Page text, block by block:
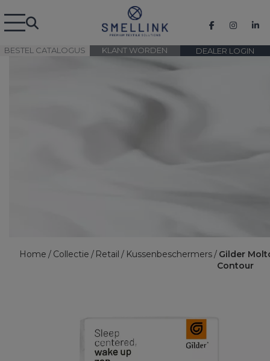
BESTEL CATALOGUS DEALER LOGIN
KLANT WORDEN
Home Collectie Retail Kussenbeschermers
Gilder
Contour